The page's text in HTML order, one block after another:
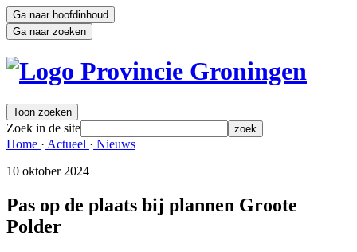
Ga naar hoofdinhoud
Ga naar zoeken
Toon zoeken
Zoek in de site zoek
Home · Actueel · Nieuws
10 oktober 2024
Pas op de plaats bij plannen Groote
Polder